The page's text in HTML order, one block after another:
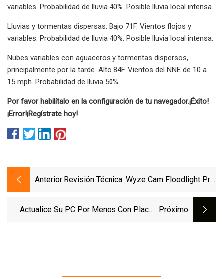
variables. Probabilidad de lluvia 40%. Posible lluvia local intensa.
Lluvias y tormentas dispersas. Bajo 71F. Vientos flojos y
variables. Probabilidad de lluvia 40%. Posible lluvia local intensa.
Nubes variables con aguaceros y tormentas dispersos,
principalmente por la tarde. Alto 84F. Vientos del NNE de 10 a
15 mph. Probabilidad de lluvia 50%.
Por favor habilítalo en la configuración de tu navegador.¡Éxito!
¡Error!¡Regístrate hoy!
Anterior: Revisión Técnica: Wyze Cam Floodlight Pro
Actualice Su PC Por Menos Con Placas :próximo